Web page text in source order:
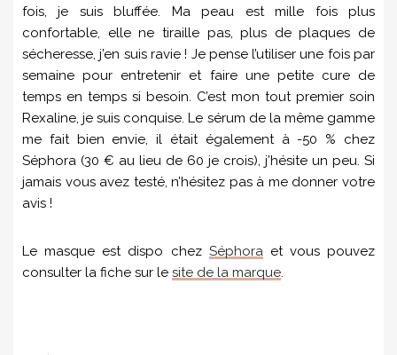
fois, je suis bluffée. Ma peau est mille fois plus
confortable, elle ne tiraille pas, plus de plaques de
sécheresse, j’en suis ravie ! Je pense l’utiliser une fois par
semaine pour entretenir et faire une petite cure de
temps en temps si besoin. C’est mon tout premier soin
Rexaline, je suis conquise. Le sérum de la même gamme
me fait bien envie, il était également à -50 % chez
Séphora (30 € au lieu de 60 je crois), j’hésite un peu. Si
jamais vous avez testé, n’hésitez pas à me donner votre
avis !
Le masque est dispo chez Séphoraet vous pouvez
consulter la fiche sur le site de la marque.